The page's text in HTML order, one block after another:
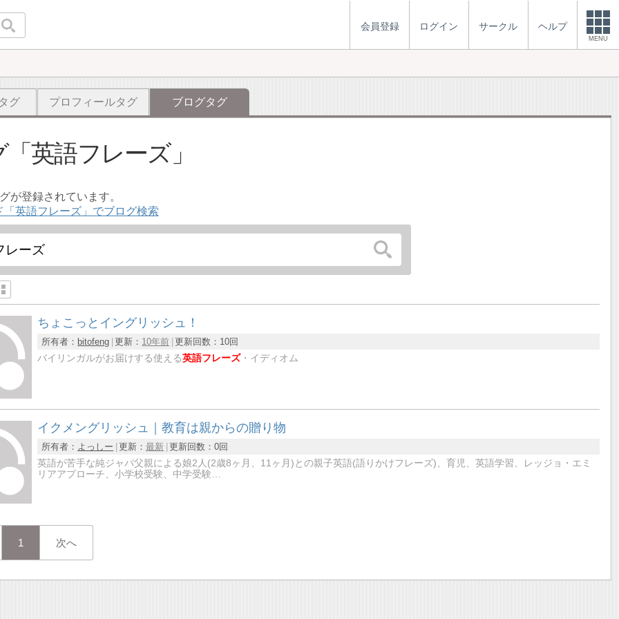
会員登録 ログイン サークル ヘルプ
MENU
グ プロフィールタグ ブログタグ
英語フレーズ
が登録されています。
「英語フレーズ」でブログ検索
ちょこっとイングリッシュ！
所有者： bitofeng 更新： 10年前 更新回数： 10回
バイリンガルがお届けする使える英語フレーズ・イディオム
イクメングリッシュ｜教育は親からの贈り物
所有者： よっしー 更新：最新 更新回数：0回
英語が苦手な純ジャパ父親による娘2人(2歳8ヶ月、11ヶ月)との親子英語(語りかけフレーズ)、育児、英語学習、レッジョ・エミ
リアアプローチ、小学校受験、中学受験…
1 次へ